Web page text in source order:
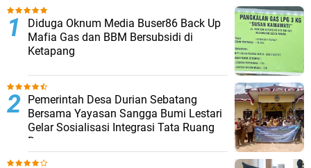
Diduga Oknum Media Buser86 Back Up
Mafia Gas dan BBM Bersubsidi di
Ketapang
Pemerintah Desa Durian Sebatang
Bersama Yayasan Sangga Bumi Lestari
Gelar Sosialisasi Integrasi Tata Ruang
Desa